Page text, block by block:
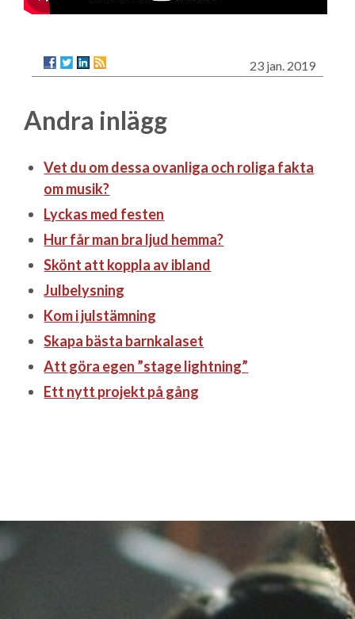
23 jan. 2019
Andra inlägg
Vet du om dessa ovanliga och roliga fakta
om musik?
Lyckas med festen
Hur får man bra ljud hemma?
Skönt att koppla av ibland
Julbelysning
Kom i julstämning
Skapa bästa barnkalaset
Att göra egen ”stage lightning”
Ett nytt projekt på gång